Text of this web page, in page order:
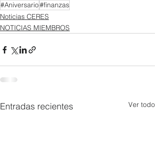
#Aniversario#finanzas
Noticias CERES
NOTICIAS MIEMBROS
Entradas recientes Ver todo